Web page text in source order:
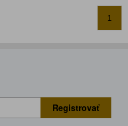
1
Registrovať